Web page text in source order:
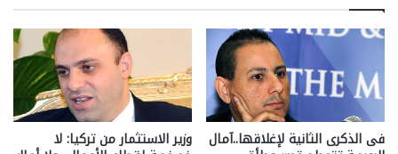
فى الذكرى الثانية لإغلاقها..آمال وزير الاستثمار من تركيا: لا